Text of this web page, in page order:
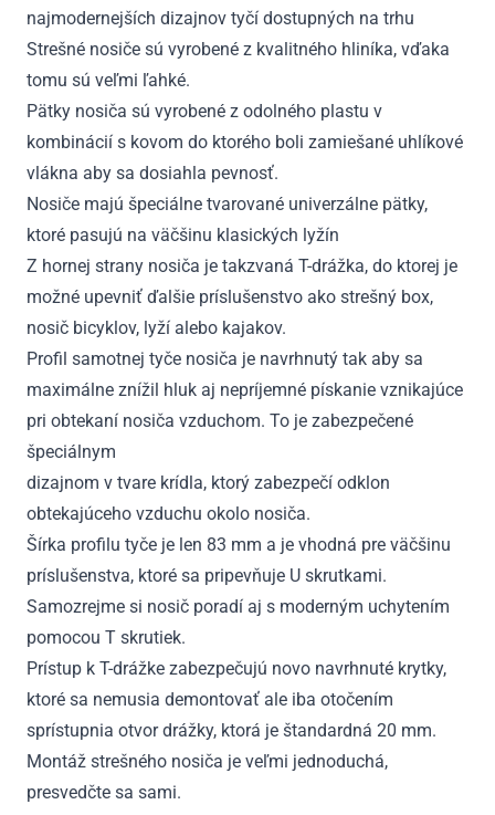
najmodernejších dizajnov tyčí dostupných na trhu
Strešné nosiče sú vyrobené z kvalitného hliníka, vďaka
tomu sú veľmi ľahké.
Pätky nosiča sú vyrobené z odolného plastu v
kombinácií s kovom do ktorého boli zamiešané uhlíkové
vlákna aby sa dosiahla pevnosť.
Nosiče majú špeciálne tvarované univerzálne pätky,
ktoré pasujú na väčšinu klasických lyžín
Z hornej strany nosiča je takzvaná T-drážka, do ktorej je
možné upevniť ďalšie príslušenstvo ako strešný box,
nosič bicyklov, lyží alebo kajakov.
Profil samotnej tyče nosiča je navrhnutý tak aby sa
maximálne znížil hluk aj nepríjemné pískanie vznikajúce
pri obtekaní nosiča vzduchom. To je zabezpečené
špeciálnym
dizajnom v tvare krídla, ktorý zabezpečí odklon
obtekajúceho vzduchu okolo nosiča.
Šírka profilu tyče je len 83 mm a je vhodná pre väčšinu
príslušenstva, ktoré sa pripevňuje U skrutkami.
Samozrejme si nosič poradí aj s moderným uchytením
pomocou T skrutiek.
Prístup k T-drážke zabezpečujú novo navrhnuté krytky,
ktoré sa nemusia demontovať ale iba otočením
sprístupnia otvor drážky, ktorá je štandardná 20 mm.
Montáž strešného nosiča je veľmi jednoduchá,
presvedčte sa sami.